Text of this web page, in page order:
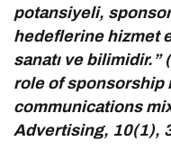
potansiyeli,
hedeflerine hizmet
sanatı ve
role of sponsorship
communications
Advertising, 10(1),